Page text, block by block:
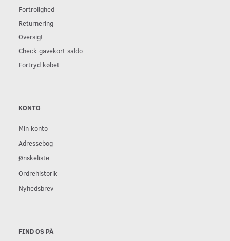
Fortrolighed
Returnering
Oversigt
Check gavekort saldo
Fortryd købet
KONTO
Min konto
Adressebog
Ønskeliste
Ordrehistorik
Nyhedsbrev
FIND OS PÅ